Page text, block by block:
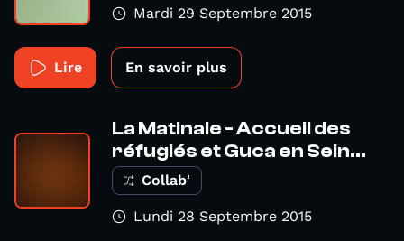
Mardi 29 Septembre 2015
Lire En savoir plus
La Matinale - Accueil des
réfugiés et Guca en Sein...
Collab'
Lundi 28 Septembre 2015